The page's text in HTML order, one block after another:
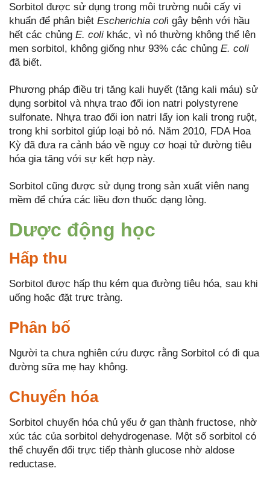
Sorbitol được sử dụng trong môi trường nuôi cấy vi
khuẩn để phân biệt Escherichia coli gây bệnh với hầu
hết các chủng E. coli khác, vì nó thường không thể lên
men sorbitol, không giống như 93% các chủng E. coli
đã biết.
Phương pháp điều trị tăng kali huyết (tăng kali máu) sử
dụng sorbitol và nhựa trao đổi ion natri polystyrene
sulfonate. Nhựa trao đổi ion natri lấy ion kali trong ruột,
trong khi sorbitol giúp loại bỏ nó. Năm 2010, FDA Hoa
Kỳ đã đưa ra cảnh báo về nguy cơ hoại tử đường tiêu
hóa gia tăng với sự kết hợp này.
Sorbitol cũng được sử dụng trong sản xuất viên nang
mềm để chứa các liều đơn thuốc dạng lỏng.
Dược động học
Hấp thu
Sorbitol được hấp thu kém qua đường tiêu hóa, sau khi
uống hoặc đặt trực tràng.
Phân bố
Người ta chưa nghiên cứu được rằng Sorbitol có đi qua
đường sữa mẹ hay không.
Chuyển hóa
Sorbitol chuyển hóa chủ yếu ở gan thành fructose, nhờ
xúc tác của sorbitol dehydrogenase. Một số sorbitol có
thể chuyển đổi trực tiếp thành glucose nhờ aldose
reductase.